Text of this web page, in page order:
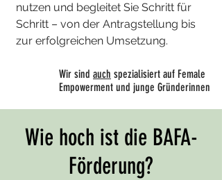
nutzen und begleitet Sie Schritt für
Schritt – von der Antragstellung bis
zur erfolgreichen Umsetzung.
Wir sind auch spezialisiert auf Female
Empowerment und junge Gründerinnen
​Wie hoch ist die BAFA-
Förderung?